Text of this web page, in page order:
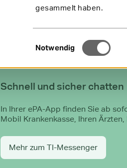
gesammelt haben.
Einwilligungsauswahl
Notwendig
Schnell und sicher chatten
In Ihrer ePA-App finden Sie ab
Mobil Krankenkasse, Ihren
Mehr zum TI-Messenger